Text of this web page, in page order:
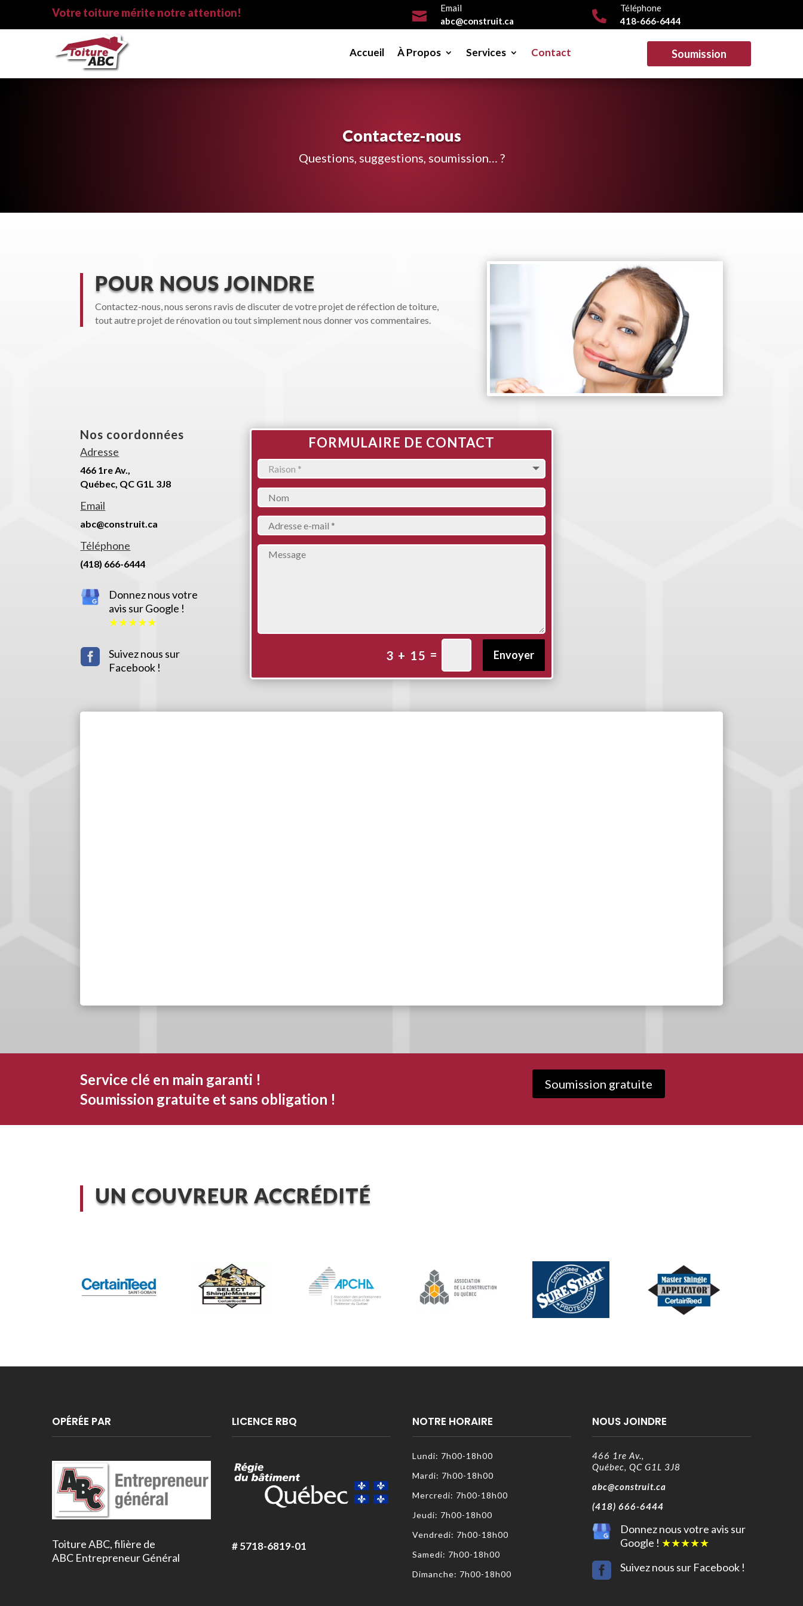
Votre toiture mérite notre attention! 
Email
abc@construit.ca

Téléphone
418-666-6444
Accueil À Propos Services Contact Soumission
Contactez-nous
Questions, suggestions, soumission… ?
POUR NOUS JOINDRE
Contactez-nous, nous serons ravis de discuter de votre projet de réfection de toiture,
tout autre projet de rénovation ou tout simplement nous donner vos commentaires.
Nos coordonnées
Adresse
466 1re Av.,
Québec, QC G1L 3J8
Email
abc@construit.ca
Téléphone
(418) 666-6444
Donnez nous votre
avis sur Google !
★★★★★

Suivez nous sur
Facebook !
FORMULAIRE DE CONTACT
3 + 15 = Envoyer
Service clé en main garanti !
Soumission gratuite et sans obligation !
Soumission gratuite
UN COUVREUR ACCRÉDITÉ
OPÉRÉE PAR
Toiture ABC, filière de
ABC Entrepreneur Général
LICENCE RBQ
# 5718-6819-01
NOTRE HORAIRE
Lundi: 7h00-18h00
Mardi: 7h00-18h00
Mercredi: 7h00-18h00
Jeudi: 7h00-18h00
Vendredi: 7h00-18h00
Samedi: 7h00-18h00
Dimanche: 7h00-18h00
NOUS JOINDRE
466 1re Av.,
Québec, QC G1L 3J8
abc@construit.ca
(418) 666-6444
Donnez nous votre avis sur
Google ! ★★★★★
 Suivez nous sur Facebook !